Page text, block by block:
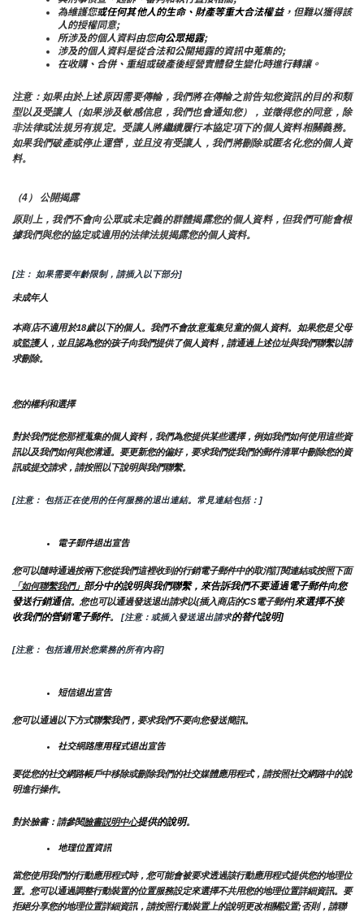
為維護您或任何其他人的生命、財產等重大合法權益，但難以獲得該
人的授權同意;
所涉及的個人資料由您向公眾揭露;
涉及的個人資料是從合法和公開揭露的資訊中蒐集的;
在收購、合併、重組或破產後經營實體發生變化時進行轉讓。
注意：如果由於上述原因需要傳輸，我們將在傳輸之前告知您資訊的目的和類
型以及受讓人（如果涉及敏感信息，我們也會通知您），並徵得您的同意，除
非法律或法規另有規定。受讓人將繼續履行本協定項下的個人資料相關義務。
如果我們破產或停止運營，並且沒有受讓人，我們將刪除或匿名化您的個人資
料。
（4） 公開揭露
原則上，我們不會向公眾或未定義的群體揭露您的個人資料，但我們可能會根
據我們與您的協定或適用的法律法規揭露您的個人資料。
[注： 如果需要年齡限制，請插入以下部分]
未成年人
本商店不適用於18歲以下的個人。我們不會故意蒐集兒童的個人資料。如果您是父母
或監護人，並且認為您的孩子向我們提供了個人資料，請通過上述位址與我們聯繫以請
求刪除。
您的權利和選擇
對於我們從您那裡蒐集的個人資料，我們為您提供某些選擇，例如我們如何使用這些資
訊以及我們如何與您溝通。要更新您的偏好，要求我們從我們的郵件清單中刪除您的資
訊或提交請求，請按照以下說明與我們聯繫。
[注意： 包括正在使用的任何服務的退出連結。常見連結包括：]
電子郵件退出宣告
您可以隨時通過按兩下您從我們這裡收到的行銷電子郵件中的取消訂閱連結或按照下面
「如何聯繫我們」 部分中的說明與我們聯繫，來告訴我們不要通過電子郵件向您
發送行銷通信。您也可以通過發送退出請求以{插入商店的CS電子郵件]來選擇不接
收我們的營銷電子郵件。 [注意：或插入發送退出請求的替代說明]
[注意： 包括適用於您業務的所有內容]
短信退出宣告
您可以通過以下方式聯繫我們，要求我們不要向您發送簡訊。
社交網路應用程式退出宣告
要從您的社交網路帳戶中移除或刪除我們的社交媒體應用程式，請按照社交網路中的說
明進行操作。
對於臉書：請參閱臉書説明中心提供的說明。
地理位置資訊
當您使用我們的行動應用程式時，您可能會被要求透過該行動應用程式提供您的地理位
置。您可以通過調整行動裝置的位置服務設定來選擇不共用您的地理位置詳細資訊。要
拒絕分享您的地理位置詳細資訊，請按照行動裝置上的說明更改相關設置;否則，請聯